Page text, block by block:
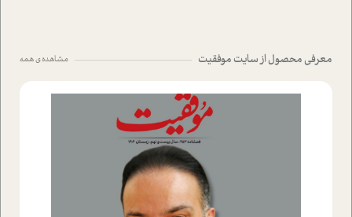
معرفی محصول از سایت موفقیت مشاهده ی همه